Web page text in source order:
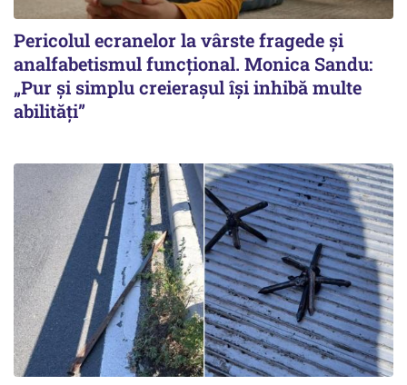
Pericolul ecranelor la vârste fragede și
analfabetismul funcțional. Monica Sandu:
„Pur și simplu creierașul își inhibă multe
abilități”